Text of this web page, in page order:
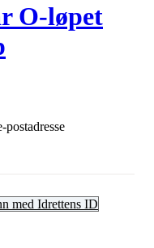
O-løpet
med Idrettens ID